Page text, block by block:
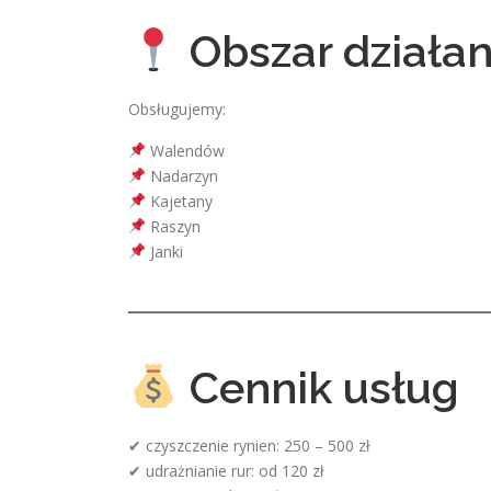
Obszar
Obsługujemy:
Walendów
Nadarzyn
Kajetany
Raszyn
Janki
Cennik usług
✔ czyszczenie rynien: 250 – 500 zł
✔ udrażnianie rur: od 120 zł